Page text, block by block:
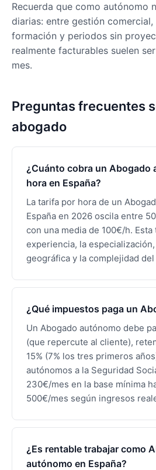
Recuerda que como autónomo
diarias: entre gestión
formación y periodos sin
realmente facturables suelen
mes.
Preguntas frecuentes
abogado
¿Cuánto cobra un Abogado
hora en España?
La tarifa por hora de un
España en 2026 oscila entre
con una media de 100€/h.
experiencia, la
geográfica y la complejidad
¿Qué impuestos paga un
Un Abogado autónomo debe
(que repercute al cliente),
15% (7% los tres primeros
autónomos a la Seguridad
230€/mes en la base mínima
500€/mes según ingresos
¿Es rentable trabajar como
autónomo en España?